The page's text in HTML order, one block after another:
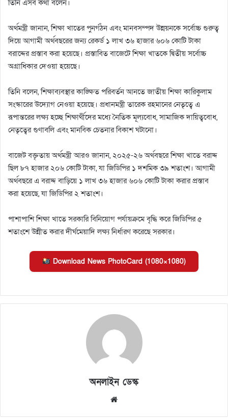
তিনি এসব কথা বলেন।
অর্থমন্ত্রী জানান, শিক্ষা খাতের পুনর্গঠন এবং মানবসম্পদ উন্নয়নকে সর্বোচ্চ গুরুত্ব
দিয়ে আগামী অর্থবছরের জন্য রেকর্ড ১ লাখ ৩৬ হাজার ৬০৬ কোটি টাকা
বরাদ্দের প্রস্তাব করা হয়েছে। প্রস্তাবিত বাজেটে শিক্ষা খাতকে দ্বিতীয় সর্বোচ্চ
অগ্রাধিকার দেওয়া হয়েছে।
তিনি বলেন, শিক্ষাব্যবস্থার কাঙ্ক্ষিত পরিবর্তন আনতে জাতীয় শিক্ষা কারিকুলাম
সংস্কারের উদ্যোগ নেওয়া হয়েছে। প্রধানমন্ত্রী তারেক রহমানের নেতৃত্বে এ
রূপান্তরের লক্ষ্য হচ্ছে শিক্ষার্থীদের মধ্যে নৈতিক মূল্যবোধ, সামাজিক দায়িত্ববোধ,
নেতৃত্বের গুণাবলি এবং মানবিক চেতনার বিকাশ ঘটানো।
বাজেট বক্তৃতায় অর্থমন্ত্রী আরও জানান, ২০২৫-২৬ অর্থবছরে শিক্ষা খাতে বরাদ্দ
ছিল ৮৭ হাজার ২০৬ কোটি টাকা, যা জিডিপির ১ দশমিক ৩৯ শতাংশ। আগামী
অর্থবছরে এ বরাদ্দ বাড়িয়ে ১ লাখ ৩৬ হাজার ৬০৬ কোটি টাকা করার প্রস্তাব
করা হয়েছে, যা জিডিপির ২ শতাংশ।
পাশাপাশি শিক্ষা খাতে সরকারি বিনিয়োগ পর্যায়ক্রমে বৃদ্ধি করে জিডিপির ৫
শতাংশে উন্নীত করার দীর্ঘমেয়াদি লক্ষ্য নির্ধারণ করেছে সরকার।
Download News PhotoCard (1080×1080)
অনলাইন ডেস্ক